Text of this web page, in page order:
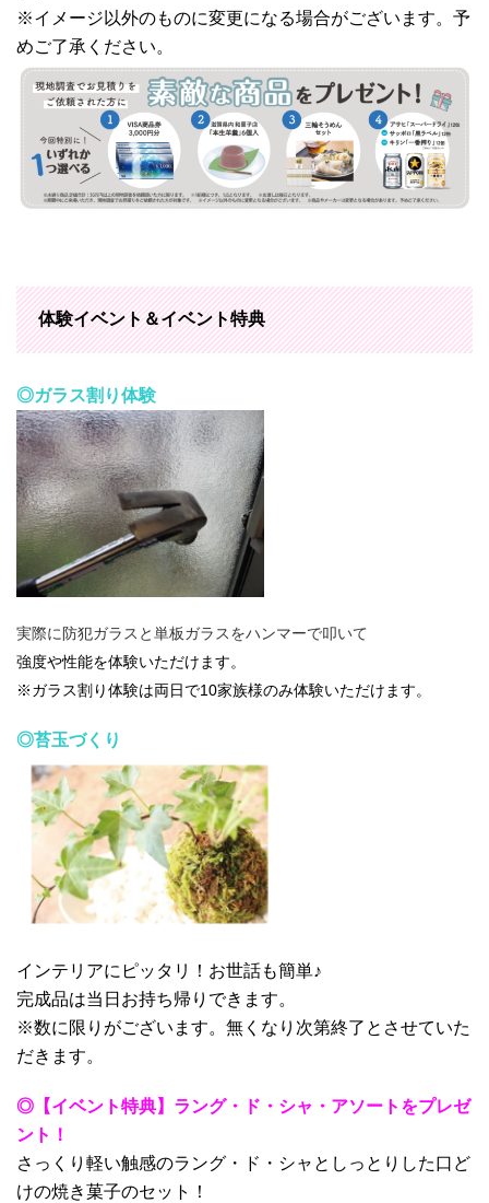
※イメージ以外のものに変更になる場合がございます。予
めご了承ください。
体験イベント＆イベント特典
◎ガラス割り体験
実際に防犯ガラスと単板ガラスをハンマーで叩いて
強度や性能を体験いただけます。
※ガラス割り体験は両日で10家族様のみ体験いただけます。
◎苔玉づくり
インテリアにピッタリ！お世話も簡単♪
完成品は当日お持ち帰りできます。
※数に限りがございます。無くなり次第終了とさせていた
だきます。
◎【イベント特典】ラング・ド・シャ・アソートをプレゼ
ント！
さっくり軽い触感のラング・ド・シャとしっとりした口ど
けの焼き菓子のセット！